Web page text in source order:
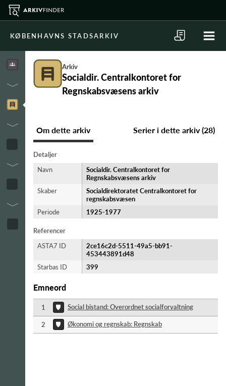
KØBENHAVNS STADSARKIV
Arkiv
Socialdir. Centralkontoret for
Regnskabsvæsens arkiv
Om dette arkiv Serier i dette arkiv (28)
Detaljer
Navn
Socialdir. Centralkontoret for
Regnskabsvæsens arkiv
Skaber
Socialdirektoratet Centralkontoret for
regnskabsvæsen
Periode
1925-​1977
Referencer
ASTA7 ID
2ce16c2d-5511-49a5-bb91-
453443891d48
Starbas ID
399
Emneord
1 Social bistand: Overordnet socialforvaltning
2 Økonomi og regnskab: Regnskab